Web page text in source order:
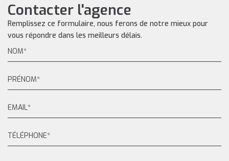
Contacter l'agence
Remplissez ce formulaire, nous ferons de notre mieux pour
vous répondre dans les meilleurs délais.